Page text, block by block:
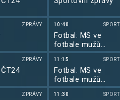
ZPRÁVY
ZPRÁVY
ZPRÁVY
10:40 SPORT
Fotbal: MS ve
fotbale mužů
2026
11:15 SPORT
Fotbal: MS ve
fotbale mužů
2026
11:30 SPORT